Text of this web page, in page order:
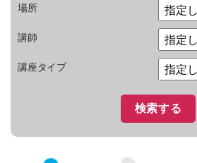
場所
講師
講座タイプ